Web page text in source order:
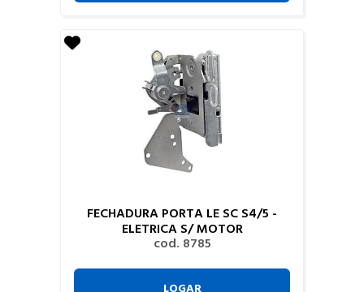
FECHADURA PORTA LE SC S4/5 -
ELETRICA S/ MOTOR
cod. 8785
LOGAR